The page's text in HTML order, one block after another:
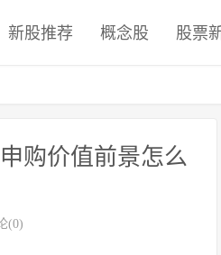
新股推荐 概念股 股票
购价值前景怎么
(0)